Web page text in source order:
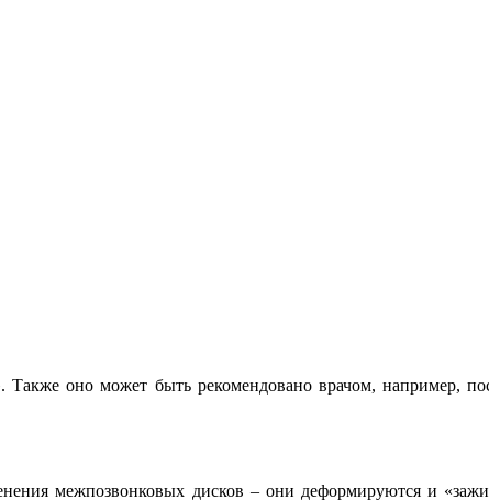
оно может быть рекомендовано врачом, например,
межпозвонковых дисков – они деформируются и